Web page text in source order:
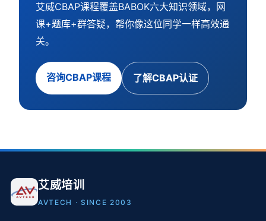
艾威CBAP课程覆盖BABOK六大知识领域，网
课+题库+群答疑，帮你像这位同学一样高效通
关。
咨询CBAP课程 了解CBAP认证
艾威培训
AVTECH · SINCE 2003